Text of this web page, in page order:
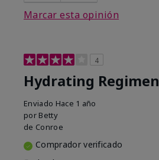
Marcar esta opinión
4
Hydrating Regimen
Enviado Hace 1 año
por Betty
de Conroe
Comprador verificado